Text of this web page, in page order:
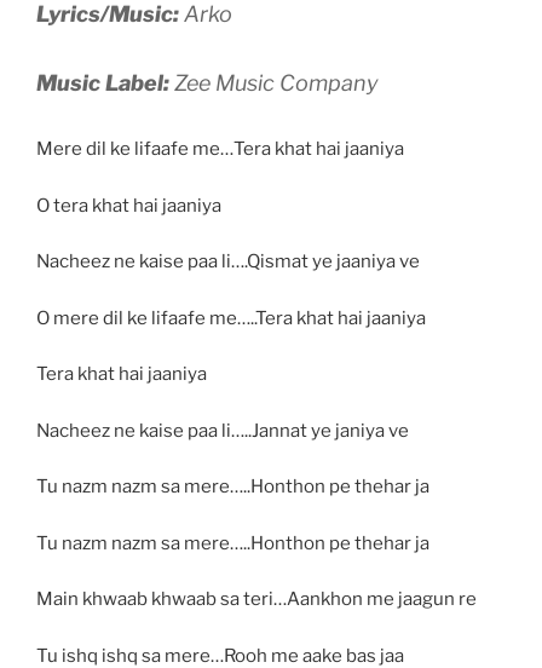
Lyrics/Music:Arko
Music Label:Zee Music Company
Mere dil ke lifaafe me…Tera khat hai jaaniya
O tera khat hai jaaniya
Nacheez ne kaise paa li….Qismat ye jaaniya ve
O mere dil ke lifaafe me…..Tera khat hai jaaniya
Tera khat hai jaaniya
Nacheez ne kaise paa li…..Jannat ye janiya ve
Tu nazm nazm sa mere…..Honthon pe thehar ja
Tu nazm nazm sa mere…..Honthon pe thehar ja
Main khwaab khwaab sa teri…Aankhon me jaagun re
Tu ishq ishq sa mere…Rooh me aake bas jaa